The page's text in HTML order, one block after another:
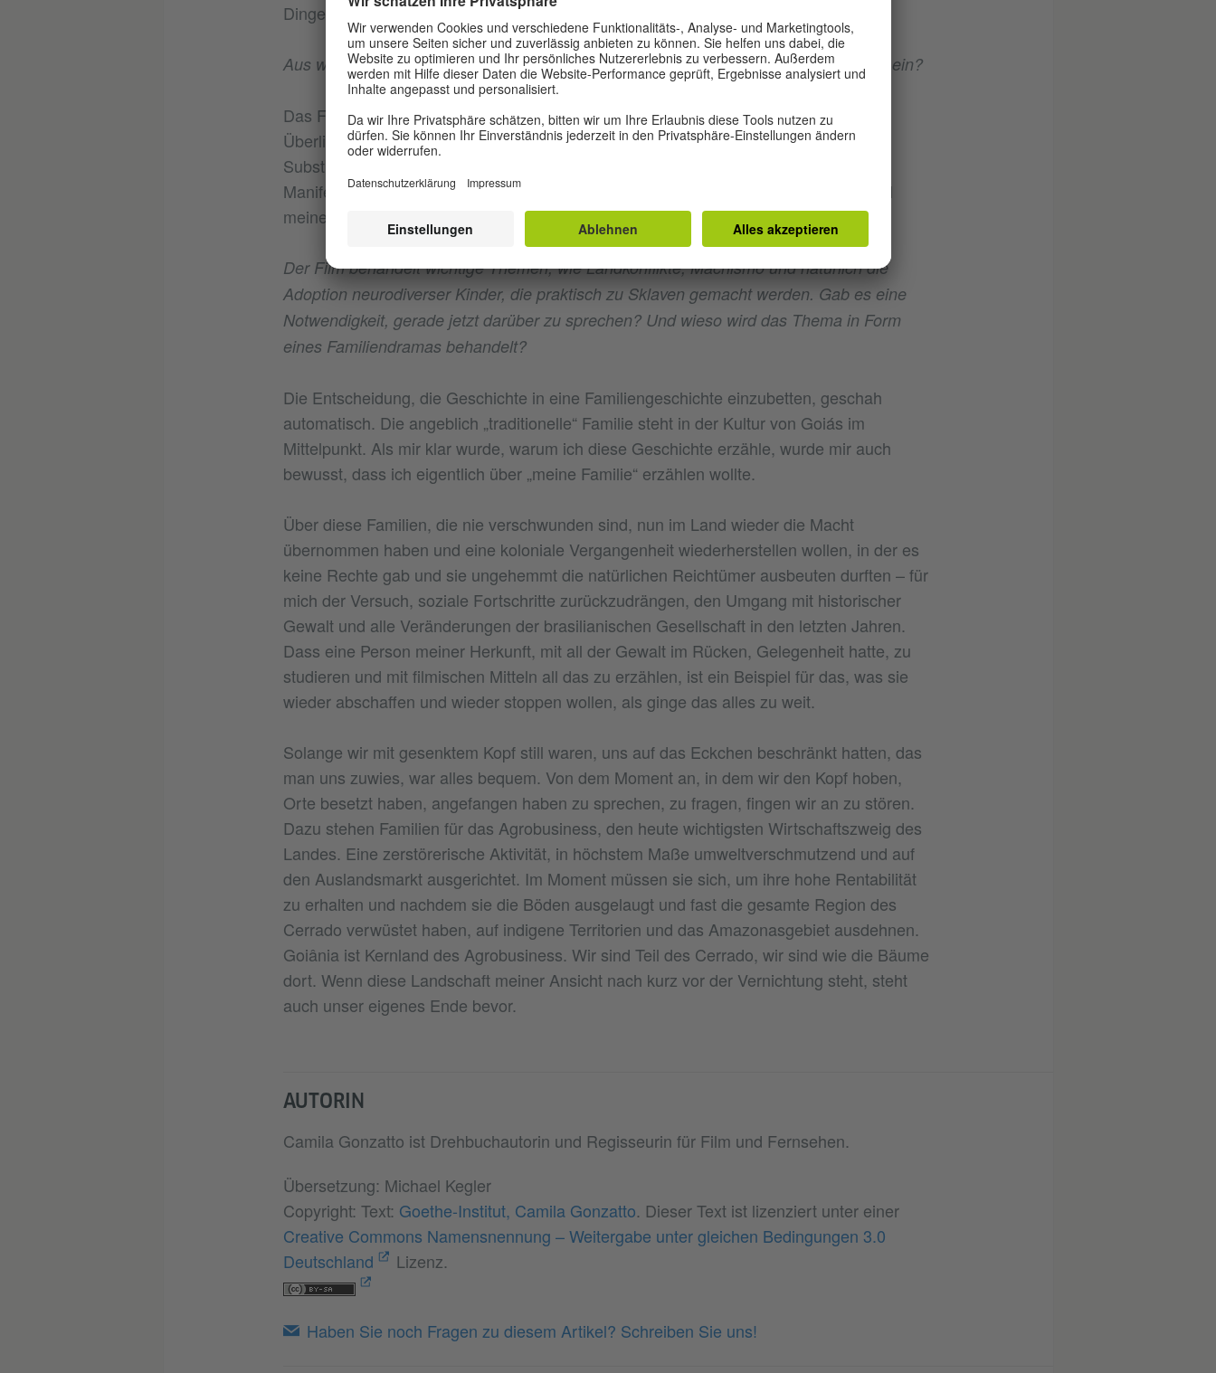
Dinge aus einer anderen Perspektive zu sehen.
Aus welchem Grund brachten Sie dann die fantastischen Elemente in die Erzählung ein?
Das Fantastische ist in der Kultur von Goiás allgegenwärtig, in der mündlichen
Überlieferung geht es oft um Übernatürliches und Aberglauben. Es ist ein kulturelles
Substrat aus archaischem Katholizismus, makabren Geschichten und kulturellen
Manifestationen wie etwa die Feuerprozession ganz am Anfang des Films. Es ist Teil
meiner Weltsicht.
Der Film behandelt wichtige Themen, wie Landkonflikte, Machismo und natürlich die
Adoption neurodiverser Kinder, die praktisch zu Sklaven gemacht werden. Gab es eine
Notwendigkeit, gerade jetzt darüber zu sprechen? Und wieso wird das Thema in Form
eines Familiendramas behandelt?
Die Entscheidung, die Geschichte in eine Familiengeschichte einzubetten, geschah
automatisch. Die angeblich „traditionelle“ Familie steht in der Kultur von Goiás im
Mittelpunkt. Als mir klar wurde, warum ich diese Geschichte erzähle, wurde mir auch
bewusst, dass ich eigentlich über „meine Familie“ erzählen wollte.
Über diese Familien, die nie verschwunden sind, nun im Land wieder die Macht
übernommen haben und eine koloniale Vergangenheit wiederherstellen wollen, in der es
keine Rechte gab und sie ungehemmt die natürlichen Reichtümer ausbeuten durften – für
mich der Versuch, soziale Fortschritte zurückzudrängen, den Umgang mit historischer
Gewalt und alle Veränderungen der brasilianischen Gesellschaft in den letzten Jahren.
Dass eine Person meiner Herkunft, mit all der Gewalt im Rücken, Gelegenheit hatte, zu
studieren und mit filmischen Mitteln all das zu erzählen, ist ein Beispiel für das, was sie
wieder abschaffen und wieder stoppen wollen, als ginge das alles zu weit.
Solange wir mit gesenktem Kopf still waren, uns auf das Eckchen beschränkt hatten, das
man uns zuwies, war alles bequem. Von dem Moment an, in dem wir den Kopf hoben,
Orte besetzt haben, angefangen haben zu sprechen, zu fragen, fingen wir an zu stören.
Dazu stehen Familien für das Agrobusiness, den heute wichtigsten Wirtschaftszweig des
Landes. Eine zerstörerische Aktivität, in höchstem Maße umweltverschmutzend und auf
den Auslandsmarkt ausgerichtet. Im Moment müssen sie sich, um ihre hohe Rentabilität
zu erhalten und nachdem sie die Böden ausgelaugt und fast die gesamte Region des
Cerrado verwüstet haben, auf indigene Territorien und das Amazonasgebiet ausdehnen.
Goiânia ist Kernland des Agrobusiness. Wir sind Teil des Cerrado, wir sind wie die Bäume
dort. Wenn diese Landschaft meiner Ansicht nach kurz vor der Vernichtung steht, steht
auch unser eigenes Ende bevor.
AUTORIN
Camila Gonzatto ist Drehbuchautorin und Regisseurin für Film und Fernsehen.
Übersetzung: Michael Kegler
Copyright: Text: Goethe-Institut, Camila Gonzatto. Dieser Text ist lizenziert unter einer
Creative Commons Namensnennung – Weitergabe unter gleichen Bedingungen 3.0
Deutschland
Lizenz.
Haben Sie noch Fragen zu diesem Artikel? Schreiben Sie uns!